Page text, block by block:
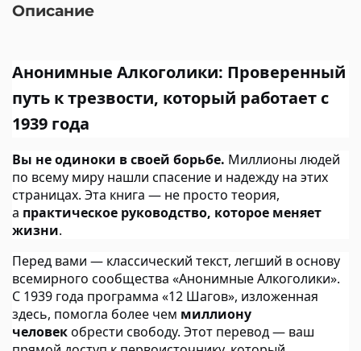
Описание
Анонимные Алкоголики: Проверенный
путь к трезвости, который работает с
1939 года
Вы не одиноки в своей борьбе. Миллионы людей
по всему миру нашли спасение и надежду на этих
страницах. Эта книга — не просто теория,
а практическое руководство, которое меняет
жизни.
Перед вами — классический текст, легший в основу
всемирного сообщества «Анонимные Алкоголики».
С 1939 года программа «12 Шагов», изложенная
здесь, помогла более чем миллиону
человекобрести свободу. Этот перевод — ваш